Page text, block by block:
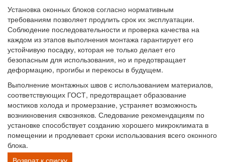
Установка оконных блоков согласно нормативным
требованиям позволяет продлить срок их эксплуатации.
Соблюдение последовательности и проверка качества на
каждом из этапов выполнения монтажа гарантирует его
устойчивую посадку, которая не только делает его
безопасным для использования, но и предотвращает
деформацию, прогибы и перекосы в будущем.
Выполнение монтажных швов с использованием материалов,
соответствующих ГОСТ, предотвращает образование
мостиков холода и промерзание, устраняет возможность
возникновения сквозняков. Следование рекомендациям по
установке способствует созданию хорошего микроклимата в
помещении и продлевает сроки использования всего оконного
блока.